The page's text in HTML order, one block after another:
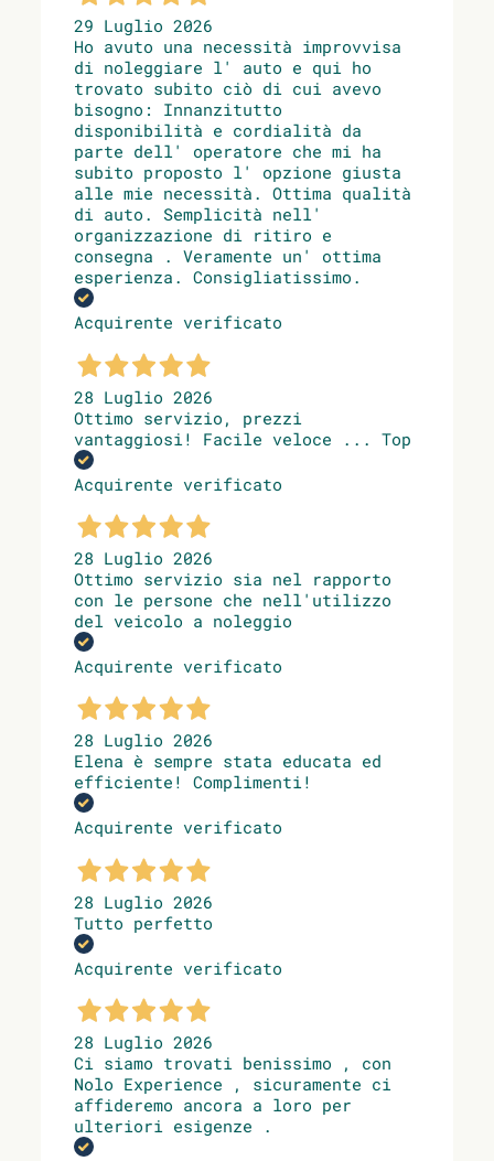
29 Luglio 2026
Ho avuto una necessità improvvisa
di noleggiare l' auto e qui ho
trovato subito ciò di cui avevo
bisogno: Innanzitutto
disponibilità e cordialità da
parte dell' operatore che mi ha
subito proposto l' opzione giusta
alle mie necessità. Ottima qualità
di auto. Semplicità nell'
organizzazione di ritiro e
consegna . Veramente un' ottima
esperienza. Consigliatissimo.
Acquirente verificato
28 Luglio 2026
Ottimo servizio, prezzi
vantaggiosi! Facile veloce ... Top
Acquirente verificato
28 Luglio 2026
Ottimo servizio sia nel rapporto
con le persone che nell'utilizzo
del veicolo a noleggio
Acquirente verificato
28 Luglio 2026
Elena è sempre stata educata ed
efficiente! Complimenti!
Acquirente verificato
28 Luglio 2026
Tutto perfetto
Acquirente verificato
28 Luglio 2026
Ci siamo trovati benissimo , con
Nolo Experience , sicuramente ci
affideremo ancora a loro per
ulteriori esigenze .